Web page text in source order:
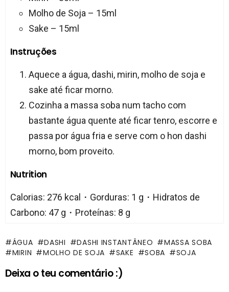
Molho de Soja – 15ml
Sake – 15ml
Instruções
Aquece a água, dashi, mirin, molho de soja e
sake até ficar morno.
Cozinha a massa soba num tacho com
bastante água quente até ficar tenro, escorre e
passa por água fria e serve com o hon dashi
morno, bom proveito.
Nutrition
Calorias: 276 kcal・Gorduras: 1 g・Hidratos de
Carbono: 47 g・Proteínas: 8 g
ÁGUA DASHI DASHI INSTANTÂNEO
MASSA SOBA
MIRIN
MOLHO DE SOJA SAKE SOBA SOJA
Deixa o teu comentário :)